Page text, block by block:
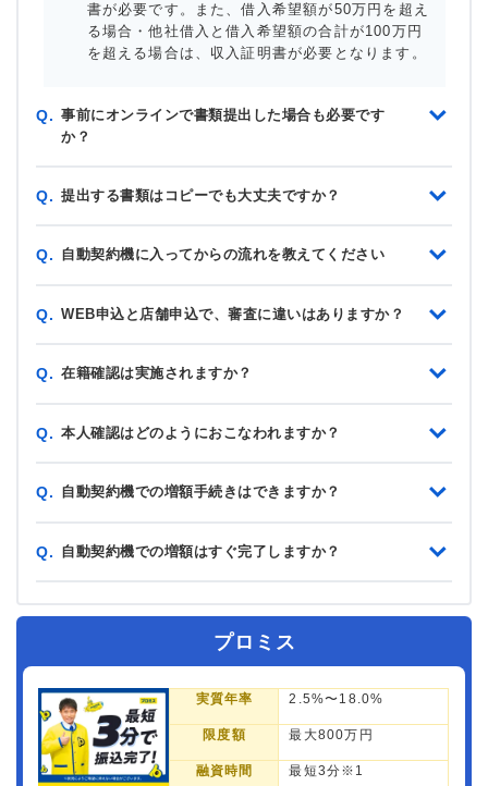
書が必要です。また、借入希望額が50万円を超え
る場合・他社借入と借入希望額の合計が100万円
を超える場合は、収入証明書が必要となります。
Q. 事前にオンラインで書類提出した場合も必要です
か？
Q. 提出する書類はコピーでも大丈夫ですか？
Q. 自動契約機に入ってからの流れを教えてください
Q. WEB申込と店舗申込で、審査に違いはありますか？
Q. 在籍確認は実施されますか？
Q. 本人確認はどのようにおこなわれますか？
Q. 自動契約機での増額手続きはできますか？
Q. 自動契約機での増額はすぐ完了しますか？
プロミス
実質年率 2.5%〜18.0%
限度額 最大800万円
融資時間 最短3分※1